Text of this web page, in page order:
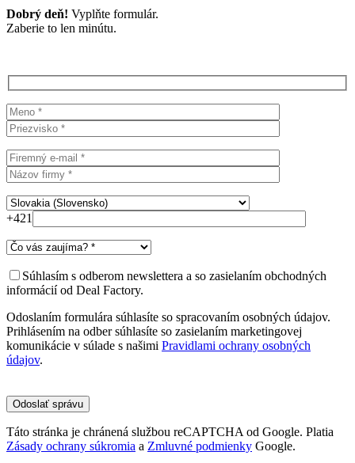
Dobrý deň! Vyplňte formulár.
Zaberie to len minútu.
+421
Súhlasím s odberom newslettera a so zasielaním obchodných
informácií od Deal Factory.
Odoslaním formulára súhlasíte so spracovaním osobných údajov.
Prihlásením na odber súhlasíte so zasielaním marketingovej
komunikácie v súlade s našimi Pravidlami ochrany osobných
údajov.
leave
this
field
empty.
Táto stránka je chránená službou reCAPTCHA od Google. Platia
Zásady ochrany súkromia a Zmluvné podmienky Google.